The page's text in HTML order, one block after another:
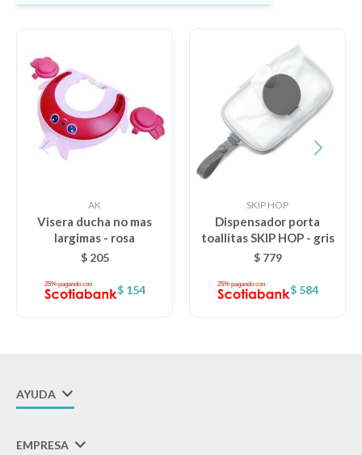
AK
Visera ducha no mas
largimas - rosa
$ 205
$ 154
SKIP HOP
Dispensador porta
toallitas SKIP HOP - gris
$ 779
$ 584
AYUDA
EMPRESA
Local MVD Kids